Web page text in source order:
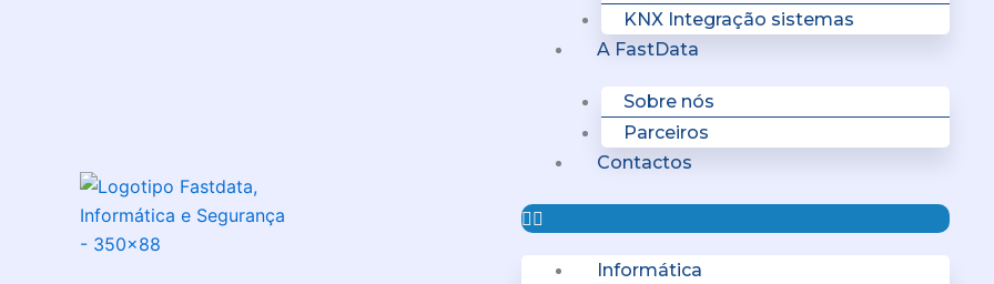
KNX Integração sistemas
A FastData
Sobre nós
Parceiros
Contactos
Informática